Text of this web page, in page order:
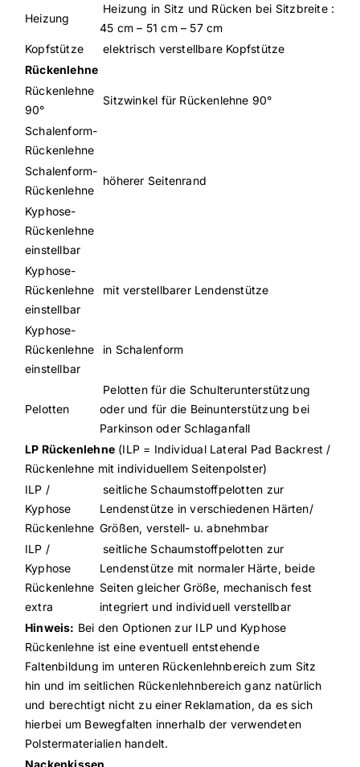
Heizung
Heizung in Sitz und Rücken bei Sitzbreite :
45 cm – 51 cm – 57 cm
Kopfstütze
elektrisch verstellbare Kopfstütze
Rückenlehne
Rückenlehne
90°
Sitzwinkel für Rückenlehne 90°
Schalenform-
Rückenlehne
Schalenform-
Rückenlehne
höherer Seitenrand
Kyphose-
Rückenlehne
einstellbar
Kyphose-
Rückenlehne
einstellbar
mit verstellbarer Lendenstütze
Kyphose-
Rückenlehne
einstellbar
in Schalenform
Pelotten
Pelotten für die Schulterunterstützung
oder und für die Beinunterstützung bei
Parkinson oder Schlaganfall
LP Rückenlehne(ILP = Individual Lateral Pad Backrest /
Rückenlehne mit individuellem Seitenpolster)
ILP /
Kyphose
Rückenlehne
seitliche Schaumstoffpelotten zur
Lendenstütze in verschiedenen Härten/
Größen, verstell- u. abnehmbar
ILP /
Kyphose
Rückenlehne
extra
seitliche Schaumstoffpelotten zur
Lendenstütze mit normaler Härte, beide
Seiten gleicher Größe, mechanisch fest
integriert und individuell verstellbar
Hinweis: Bei den Optionen zur ILP und Kyphose
Rückenlehne ist eine eventuell entstehende
Faltenbildung im unteren Rückenlehnbereich zum Sitz
hin und im seitlichen Rückenlehnbereich ganz natürlich
und berechtigt nicht zu einer Reklamation, da es sich
hierbei um Bewegfalten innerhalb der verwendeten
Polstermaterialien handelt.
Nackenkissen